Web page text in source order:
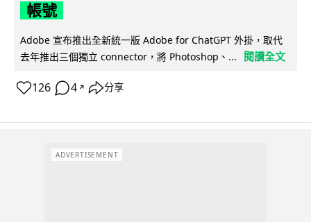
帳號
Adobe 宣布推出全新統一版 Adobe for ChatGPT 外掛，取代
去年推出三個獨立 connector，將 Photoshop、...
閱讀全文
126 4 ↗ 分享
ADVERTISEMENT